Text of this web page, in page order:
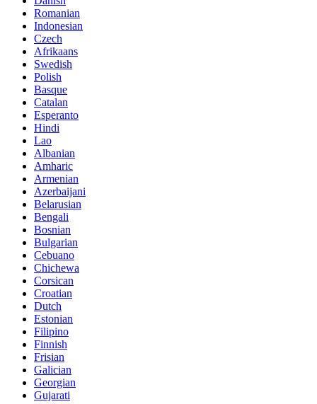
Romanian
Indonesian
Czech
Afrikaans
Swedish
Polish
Basque
Catalan
Esperanto
Hindi
Lao
Albanian
Amharic
Armenian
Azerbaijani
Belarusian
Bengali
Bosnian
Bulgarian
Cebuano
Chichewa
Corsican
Croatian
Dutch
Estonian
Filipino
Finnish
Frisian
Galician
Georgian
Gujarati